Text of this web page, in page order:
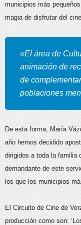
municipios más
magia de disfrutar del
«El área de
animación de
de
poblaciones
De esta forma, María
año hemos decidido
dirigidos a toda la familia
demandante de este
los que los municipios
El Circuito de Cine de
producción como son: